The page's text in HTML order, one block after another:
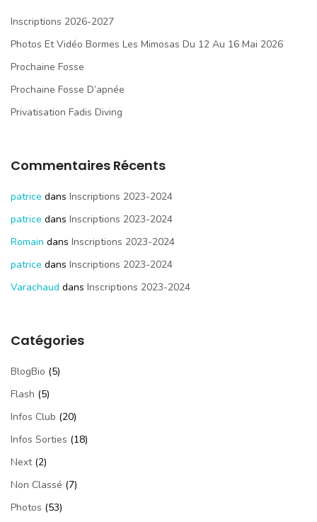
Inscriptions 2026-2027
Photos Et Vidéo Bormes Les Mimosas Du 12 Au 16 Mai 2026
Prochaine Fosse
Prochaine Fosse D’apnée
Privatisation Fadis Diving
Commentaires Récents
patrice dans Inscriptions 2023-2024
patrice dans Inscriptions 2023-2024
Romain dans Inscriptions 2023-2024
patrice dans Inscriptions 2023-2024
Varachaud dans Inscriptions 2023-2024
Catégories
BlogBio (5)
Flash (5)
Infos Club (20)
Infos Sorties (18)
Next(2)
Non Classé (7)
Photos (53)